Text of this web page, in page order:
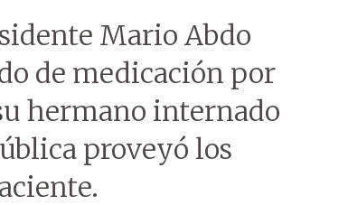
Mario Abdo
de medicación por
hermano internado
proveyó los